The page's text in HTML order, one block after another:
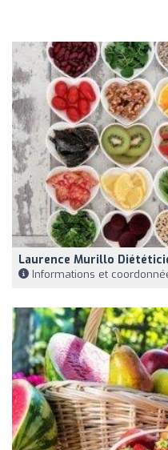
Laurence Murillo
Informations et